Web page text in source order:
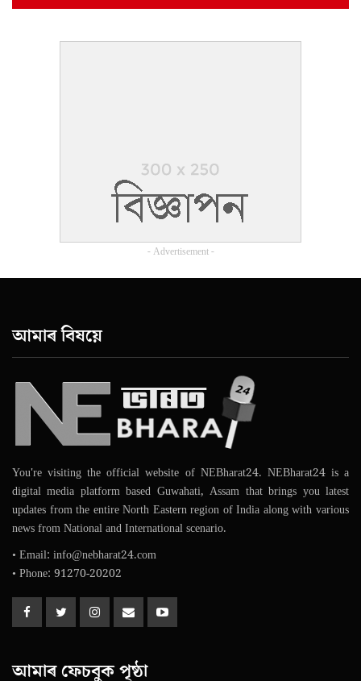
- Advertisement -
আমাৰ বিষয়ে
You're visiting the official website of NEBharat24. NEBharat24 is a
digital media platform based Guwahati, Assam that brings you latest
updates from the entire North Eastern region of India along with various
news from National and International scenario.
• Email: info@nebharat24.com
• Phone: 91270-20202
আমাৰ ফেচবুক পৃষ্ঠা